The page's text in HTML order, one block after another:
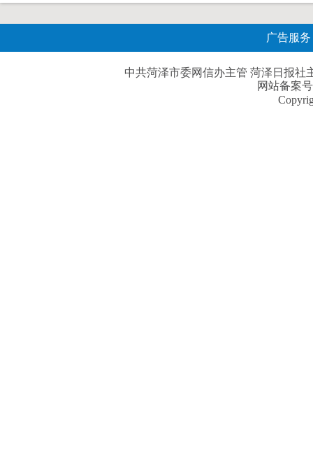
广告服务
中共菏泽市委网信办主管 菏泽日报社
网站备案